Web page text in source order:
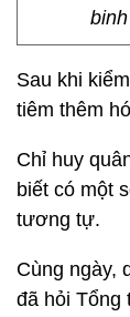
Sau khi
tiêm thêm
Chỉ huy
biết có một
tương tự.
Cùng ngày,
đã hỏi Tổng